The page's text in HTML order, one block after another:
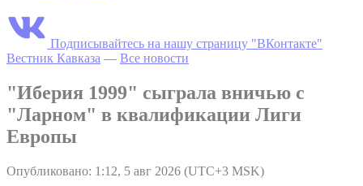
Подписывайтесь на нашу страницу "ВКонтакте"
Вестник Кавказа — Все новости
"Иберия 1999" сыграла вничью с
"Ларном" в квалификации Лиги
Европы
Опубликовано: 1:12, 5 авг 2026 (UTC+3 MSK)